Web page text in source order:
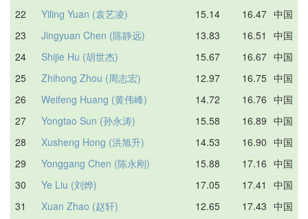
22
Yiling Yuan (袁艺凌) 15.14 16.47 中国
23
Jingyuan Chen (陈静远) 13.83 16.51
中国
24
Shijie Hu (胡世杰) 15.67 16.67 中国
25
Zhihong Zhou (周志宏) 12.97 16.75 中国
26
Weifeng Huang (黄伟峰) 14.72 16.76 中国
27
Yongtao Sun (孙永涛) 15.58 16.89 中国
28
Xusheng Hong (洪旭升) 14.53 16.90 中国
29
Yonggang Chen (陈永刚) 15.88 17.16 中国
30
Ye Liu (刘烨) 17.05 17.41
中国
31
Xuan Zhao (赵轩) 12.65 17.43 中国